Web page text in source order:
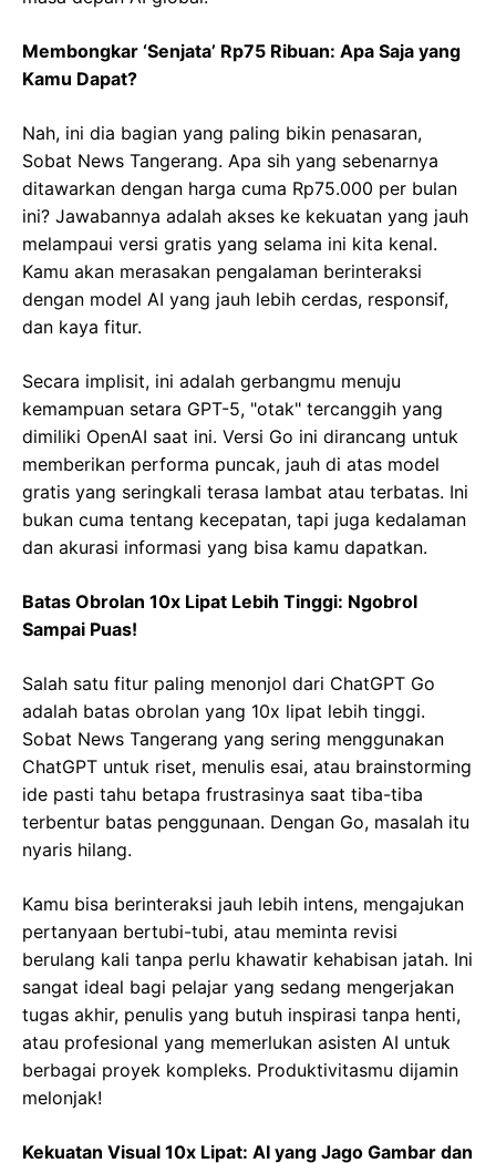
Membongkar ‘Senjata’ Rp75 Ribuan: Apa Saja yang
Kamu Dapat?
Nah, ini dia bagian yang paling bikin penasaran,
Sobat News Tangerang. Apa sih yang sebenarnya
ditawarkan dengan harga cuma Rp75.000 per bulan
ini? Jawabannya adalah akses ke kekuatan yang jauh
melampaui versi gratis yang selama ini kita kenal.
Kamu akan merasakan pengalaman berinteraksi
dengan model AI yang jauh lebih cerdas, responsif,
dan kaya fitur.
Secara implisit, ini adalah gerbangmu menuju
kemampuan setara GPT-5, "otak" tercanggih yang
dimiliki OpenAI saat ini. Versi Go ini dirancang untuk
memberikan performa puncak, jauh di atas model
gratis yang seringkali terasa lambat atau terbatas. Ini
bukan cuma tentang kecepatan, tapi juga kedalaman
dan akurasi informasi yang bisa kamu dapatkan.
Batas Obrolan 10x Lipat Lebih Tinggi: Ngobrol
Sampai Puas!
Salah satu fitur paling menonjol dari ChatGPT Go
adalah batas obrolan yang 10x lipat lebih tinggi.
Sobat News Tangerang yang sering menggunakan
ChatGPT untuk riset, menulis esai, atau brainstorming
ide pasti tahu betapa frustrasinya saat tiba-tiba
terbentur batas penggunaan. Dengan Go, masalah itu
nyaris hilang.
Kamu bisa berinteraksi jauh lebih intens, mengajukan
pertanyaan bertubi-tubi, atau meminta revisi
berulang kali tanpa perlu khawatir kehabisan jatah. Ini
sangat ideal bagi pelajar yang sedang mengerjakan
tugas akhir, penulis yang butuh inspirasi tanpa henti,
atau profesional yang memerlukan asisten AI untuk
berbagai proyek kompleks. Produktivitasmu dijamin
melonjak!
Kekuatan Visual 10x Lipat: AI yang Jago Gambar dan